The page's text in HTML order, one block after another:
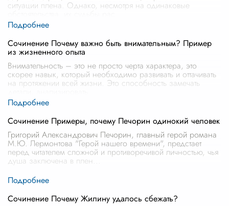
ситуации плена. Однако, несмотря на одинаковые
Сочинение Почему важно быть внимательным? Пример
из жизненного опыта
Внимательность – это не просто черта характера, это
скорее навык, который необходимо развивать и оттачивать
на протяжении всей жизни. Это способность замечать
Сочинение Примеры, почему Печорин одинокий человек
Григорий Александрович Печорин, главный герой романа
М.Ю. Лермонтова "Герой нашего времени", предстает
перед читателем сложной и противоречивой личностью, чья
душа заключена в плен
Сочинение Почему Жилину удалось сбежать?